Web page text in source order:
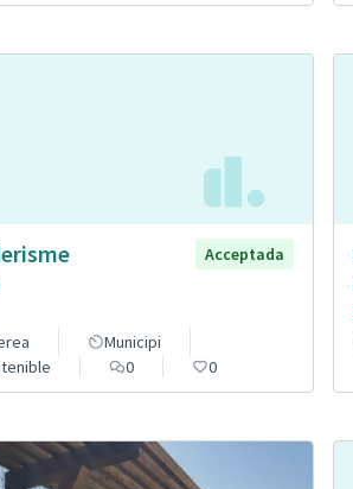
Acceptada
Municipi
0 0